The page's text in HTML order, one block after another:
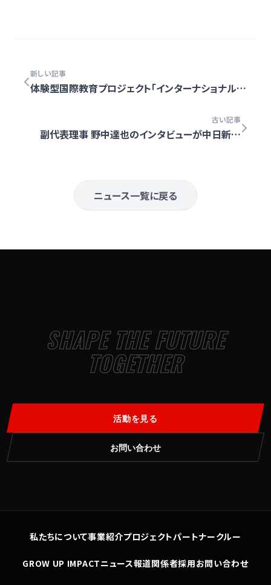
新しい記事
体験型国際教育プロジェクト「インターナショナルキ
古い記事
副代表理事 野中達也のインタビューが中日新聞
ニュース一覧に戻る
SHAPE THE FUTURE
TOGETHER
活動を見る
お問い合わせ
私たちについて事業紹介プロジェクトパートナークルー
GROW UP IMPACTニュース報道関係者採用お問い合わせ